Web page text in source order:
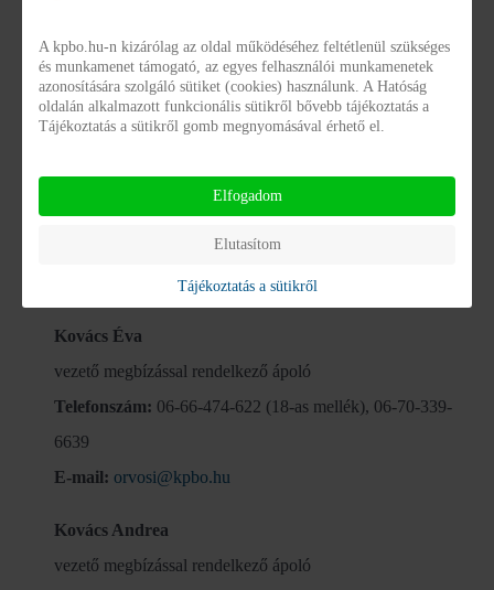
Telefonszám:06-66-474-622 (13-as mellék)
E-mail: varga.istvan@kpbo.hu
vezető ápoló
Telefonszám:06-66-474-622 (18-as mellék) 06-70-339-
lengyelne.szoke.nikolett@kpbo.hu
Kovács Éva
vezető megbízással rendelkező ápoló
Telefonszám: 06-66-474-622 (18-as mellék), 06-70-339-
6639
E-mail: orvosi@kpbo.hu
Kovács Andrea
vezető megbízással rendelkező ápoló
A kpbo.hu-n kizárólag az oldal működéséhez feltétlenül szükséges
és munkamenet támogató, az egyes felhasználói munkamenetek
azonosítására szolgáló sütiket (cookies) használunk. A Hatóság
oldalán alkalmazott funkcionális sütikről bővebb tájékoztatás a
Tájékoztatás a sütikről gomb megnyomásával érhető el.
Elfogadom
Elutasítom
Tájékoztatás a sütikről